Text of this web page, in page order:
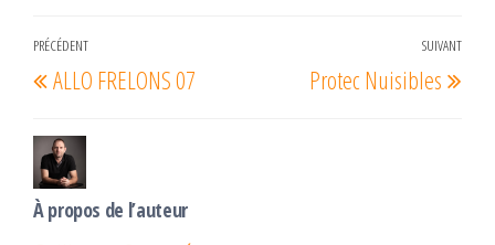
Navigation
de
Article
précédent
PRÉCÉDENT
ALLO FRELONS 07
SUIVANT
Protec Nuisibles
À propos de l’auteur